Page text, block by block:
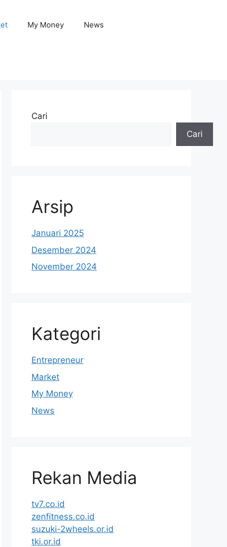
My Money News
Cari
Cari
Arsip
Januari 2025
Desember 2024
November 2024
Kategori
Entrepreneur
Market
My Money
News
Rekan Media
tv7.co.id
zenfitness.co.id
suzuki-2wheels.or.id
tki.or.id